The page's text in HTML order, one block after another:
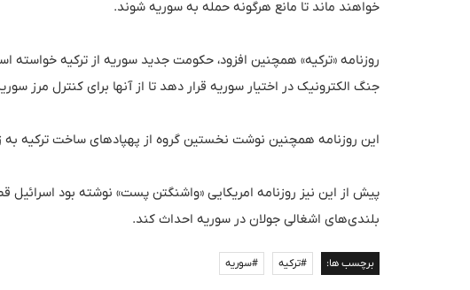
خواهند ماند تا مانع هرگونه حمله به سوریه شوند.
روزنامه «ترکیه» همچنین افزود، حکومت جدید سوریه از ترکیه خواسته
جنگ الکترونیک در اختیار سوریه قرار دهد تا از آنها برای کنترل مرز
این روزنامه همچنین نوشت نخستین گروه از پهپادهای ساخت ترکیه
پیش از این نیز روزنامه امریکایی «واشنگتن پست» نوشته بود اسرائیل
بلندی‌های اشغالی جولان در سوریه احداث کند.
برچسب ها: #ترکیه #سوریه